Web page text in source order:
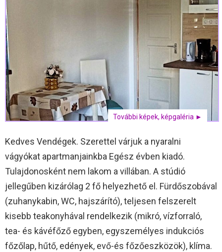
További képek, képgaléria ►
Kedves Vendégek. Szerettel várjuk a nyaralni
vágyókat apartmanjainkba Egész évben kiadó.
Tulajdonosként nem lakom a villában. A stúdió
jellegűben kizárólag 2 fő helyezhető el. Fürdőszobával
(zuhanykabin, WC, hajszárító), teljesen felszerelt
kisebb teakonyhával rendelkezik (mikró, vízforraló,
tea- és kávéfőző egyben, egyszemélyes indukciós
főzőlap, hűtő, edények, evő-és főzőeszközök), klíma.